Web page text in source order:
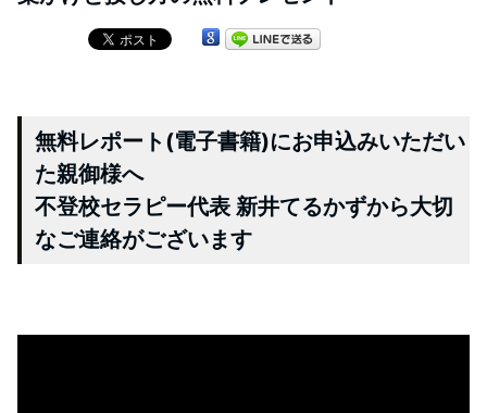
無料レポート(電子書籍)にお申込みいただい
た親御様へ
不登校セラピー代表 新井てるかずから大切
なご連絡がございます